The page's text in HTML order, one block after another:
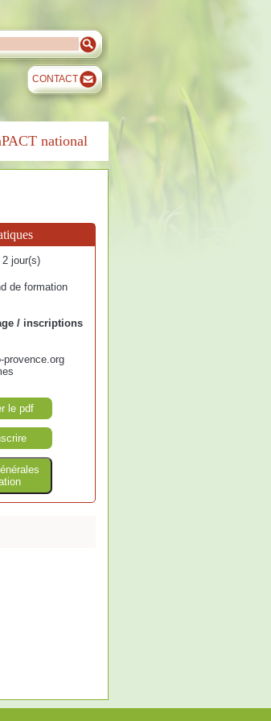
CONTACT
national
2 jour(s)
de formation
/ inscriptions
provence.org
le pdf